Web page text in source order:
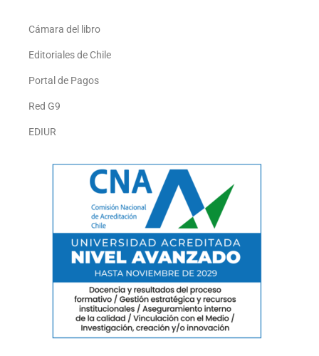
Cámara del libro
Editoriales de Chile
Portal de Pagos
Red G9
EDIUR